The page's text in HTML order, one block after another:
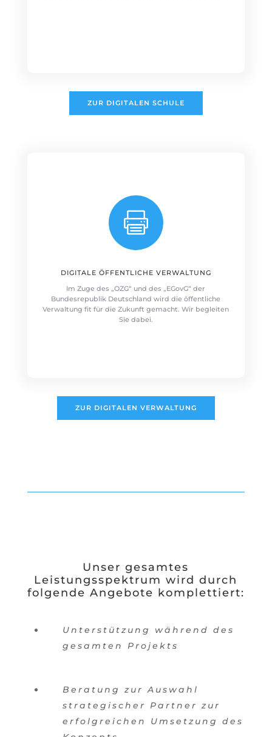
ZUR DIGITALEN SCHULE

DIGITALE ÖFFENTLICHE VERWALTUNG
Im Zuge des „OZG“ und des „EGovG“ der
Bundesrepublik Deutschland wird die öffentliche
Verwaltung fit für die Zukunft gemacht. Wir begleiten
Sie dabei.
ZUR DIGITALEN VERWALTUNG
Unser gesamtes
Leistungsspektrum wird durch
folgende Angebote komplettiert:
Unterstützung während des
gesamten Projekts
Beratung zur Auswahl
strategischer Partner zur
erfolgreichen Umsetzung des